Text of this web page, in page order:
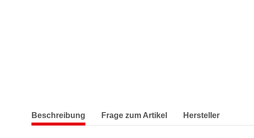
Beschreibung Frage zum Artikel Hersteller